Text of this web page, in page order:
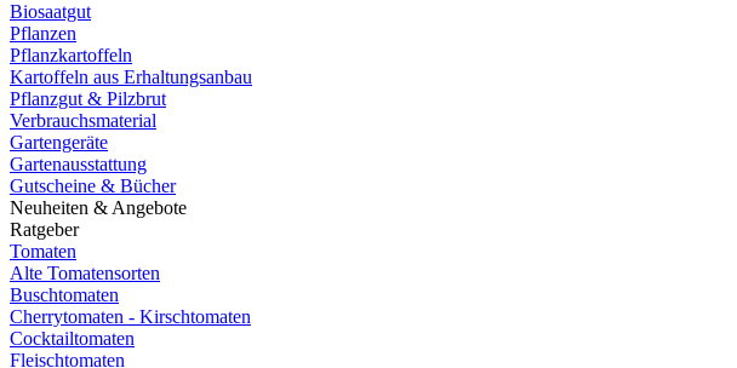
Biosaatgut
Pflanzen
Pflanzkartoffeln
Kartoffeln aus Erhaltungsanbau
Pflanzgut & Pilzbrut
Verbrauchsmaterial
Gartengeräte
Gartenausstattung
Gutscheine & Bücher
Neuheiten & Angebote
Ratgeber
Tomaten
Alte Tomatensorten
Buschtomaten
Cherrytomaten - Kirschtomaten
Cocktailtomaten
Fleischtomaten